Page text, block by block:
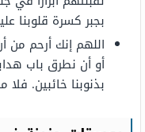
بجبر كسرة قلوبنا
اللهم إنك أرحم من
أو أن نطرق باب
بذنوبنا خائبين.